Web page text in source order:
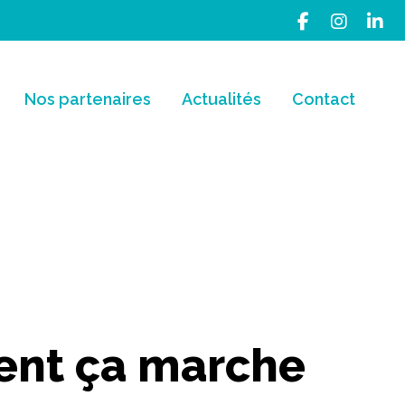
Nos partenaires Actualités Contact
ça marche